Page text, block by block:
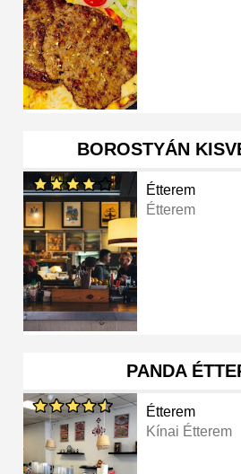
BOROSTYÁN
Étterem
Étterem
PANDA
Étterem
Kínai Étterem